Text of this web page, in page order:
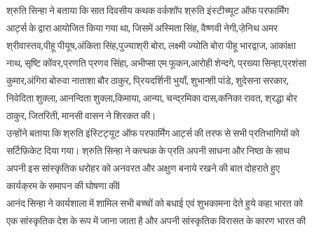
श्रुति सिन्हा ने बताया कि सात दिवसीय कथक वर्कशॉप श्रुति इंस्टीच्यूट ऑफ परफार्मिंग
आर्ट्स के द्वारा आयोजित किया गया था, जिसमें अस्मिता सिंह, वैष्णवी नेगी,जे़निथ अमर
श्रीवास्तव,पीहू पीयूष,अंकिता सिंह,पुज्याश्री बोरा, लक्ष्मी ज्योति बोरा पीहू भारद्वाज, आकांक्षा
नाथ, सृष्टि कोंवर,प्रणति प्रणव सिंहा, अभीप्सा एम.फूकन,आरोही शेन्दगे, प्रख्या सिन्हा,प्रशंसा
कुमार,अंगिरा बोरुवा नाताशा बौर ठाकुर, प्रियदर्शिनी भुयाँ, शुभान्शी पांडे, शुदेसना सरकार,
निवेदिता शुक्ला, आनन्दिता शुक्ला,किमाया, आन्या, चन्द्रमिका दास,कनिका रावत, श्रद्धा बोर
ठाकुर, जितरिती, मानसी वासन ने शिरकत की।
उन्होंने बताया कि श्रुति इंस्टिट्यूट ऑफ परफार्मिंग आर्ट्स की तरफ से सभी प्रतिभागियों को
सर्टिफ़िकेट दिया गया। श्रुति सिन्हा ने कत्थक के प्रति अपनी साधना और निष्ठा के साथ
अपनी इस सांस्कृतिक धरोहर को अनवरत और अक्षुण बनाये रखने की बात दोहराते हुए
कार्यक्रम के समापन की घोषणा कीl
आनंद सिन्हा ने कार्यशाला में शामिल सभी बच्चों को बधाई एवं शुभकामना देते हुये कहा भारत को
एक सांस्कृतिक देश के रूप में जाना जाता है और अपनी सांस्कृतिक विरासत के कारण भारत की